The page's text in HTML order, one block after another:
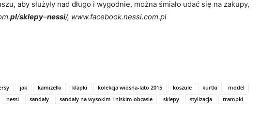
aby służyły nad długo i wygodnie, można śmiało udać się na zakupy,
pl/sklepy–nessi/, www.facebook.nessi.com.pl
jak kamizelki klapki kolekcja wiosna-lato 2015 koszule kurtki
model
nessi sandały sandały na wysokim i niskim obcasie sklepy stylizacja
trampki